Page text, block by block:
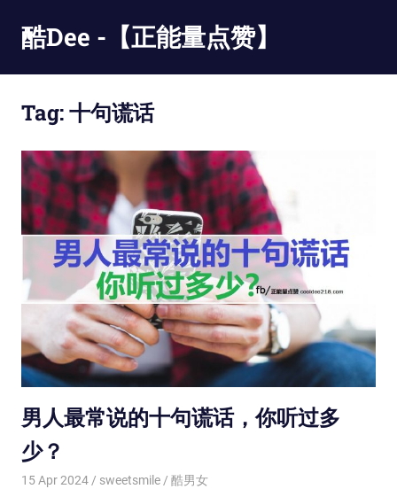
content
酷Dee -【正能量点赞】
最
有
更
酷
Tag:十句谎话
男人最常说的十句谎话，你听过多
少？
15 Apr 2024 sweetsmile 酷男女